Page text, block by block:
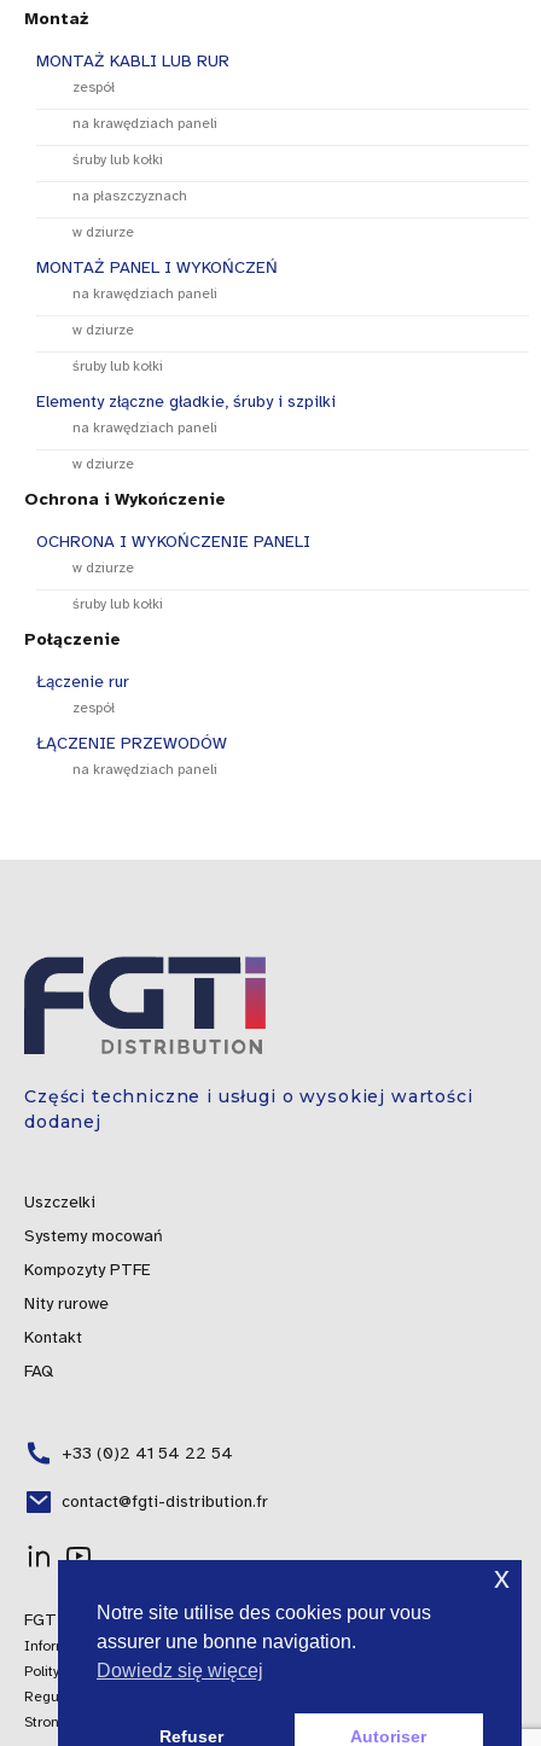
Montaż
MONTAŻ KABLI LUB RUR
zespół
na krawędziach paneli
śruby lub kołki
na płaszczyznach
w dziurze
MONTAŻ PANEL I WYKOŃCZEŃ
na krawędziach paneli
w dziurze
śruby lub kołki
Elementy złączne gładkie, śruby i szpilki
na krawędziach paneli
w dziurze
Ochrona i Wykończenie
OCHRONA I WYKOŃCZENIE PANELI
w dziurze
śruby lub kołki
Połączenie
Łączenie rur
zespół
ŁĄCZENIE PRZEWODÓW
na krawędziach paneli
Części techniczne i usługi o wysokiej wartości
dodanej
FGTI Distribution © 2024 Wszelkie prawa zastrzeżone
Informacje prawne
Polityka jakości
Regulamin
Strona internetowa AroConseil
Uszczelki
Systemy mocowań
Kompozyty PTFE
Nity rurowe
Kontakt
FAQ
+33 (0)2 41 54 22 54
contact@fgti-distribution.fr
Spanish
Notre site utilise des cookies pour vous
assurer une bonne navigation.
Dowiedz się więcej
Refuser Autoriser
x